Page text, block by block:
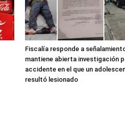
Fiscalía responde a
mantiene abierta investigación
accidente en el que un
resultó lesionado